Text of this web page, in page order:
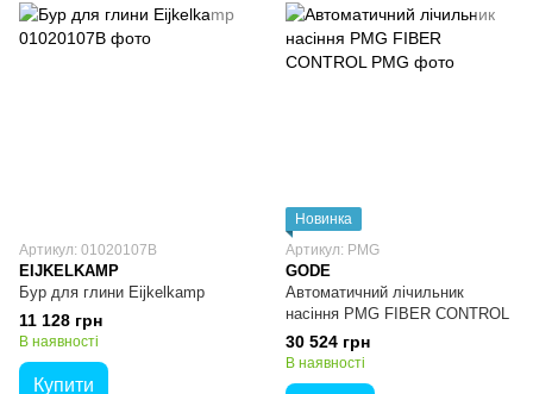
Артикул: 01020107B
EIJKELKAMP
Бур для глини Eijkelkamp
11 128 грн
В наявності
Купити
Новинка
Артикул: PMG
GODE
Автоматичний лічильник
насіння PMG FIBER CONTROL
30 524 грн
В наявності